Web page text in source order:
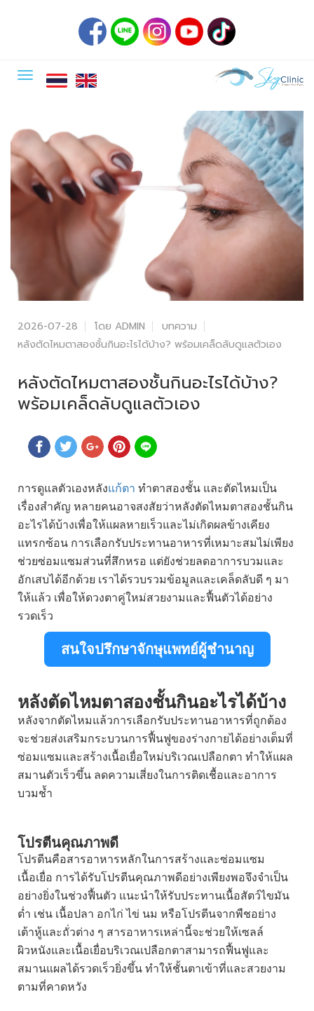
2026-07-28 โดย ADMIN
บทความ
หลังตัดไหมตาสองชั้นกินอะไรได้บ้าง? พร้อมเคล็ดลับดูแลตัวเอง
หลังตัดไหมตาสองชั้นกินอะไรได้บ้าง?
พร้อมเคล็ดลับดูแลตัวเอง
การดูแลตัวเองหลังแก้ตา ทำตาสองชั้น และตัดไหมเป็น
เรื่องสำคัญ หลายคนอาจสงสัยว่าหลังตัดไหมตาสองชั้นกิน
อะไรได้บ้างเพื่อให้แผลหายเร็วและไม่เกิดผลข้างเคียง
แทรกซ้อน การเลือกรับประทานอาหารที่เหมาะสมไม่เพียง
ช่วยซ่อมแซมส่วนที่สึกหรอ แต่ยังช่วยลดอาการบวมและ
อักเสบได้อีกด้วย เราได้รวบรวมข้อมูลและเคล็ดลับดี ๆ มา
ให้แล้ว เพื่อให้ดวงตาคู่ใหม่สวยงามและฟื้นตัวได้อย่าง
รวดเร็ว
สนใจปรึกษาจักษุแพทย์ผู้ชำนาญ
หลังตัดไหมตาสองชั้นกินอะไรได้บ้าง
หลังจากตัดไหมแล้วการเลือกรับประทานอาหารที่ถูกต้อง
จะช่วยส่งเสริมกระบวนการฟื้นฟูของร่างกายได้อย่างเต็มที่
ซ่อมแซมและสร้างเนื้อเยื่อใหม่บริเวณเปลือกตา ทำให้แผล
สมานตัวเร็วขึ้น ลดความเสี่ยงในการติดเชื้อและอาการ
บวมช้ำ
โปรตีนคุณภาพดี
โปรตีนคือสารอาหารหลักในการสร้างและซ่อมแซม
เนื้อเยื่อ การได้รับโปรตีนคุณภาพดีอย่างเพียงพอจึงจำเป็น
อย่างยิ่งในช่วงฟื้นตัว แนะนำให้รับประทานเนื้อสัตว์ไขมัน
ต่ำ เช่น เนื้อปลา อกไก่ ไข่ นม หรือโปรตีนจากพืชอย่าง
เต้าหู้และถั่วต่าง ๆ สารอาหารเหล่านี้จะช่วยให้เซลล์
ผิวหนังและเนื้อเยื่อบริเวณเปลือกตาสามารถฟื้นฟูและ
สมานแผลได้รวดเร็วยิ่งขึ้น ทำให้ชั้นตาเข้าที่และสวยงาม
ตามที่คาดหวัง